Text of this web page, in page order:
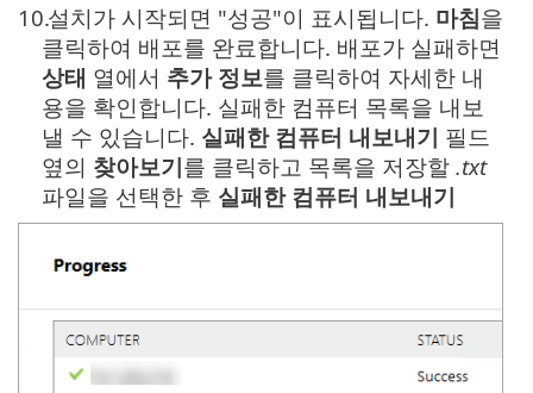
10.설치가 시작되면 "성공"이 표시됩니다. 마침을
클릭하여 배포를 완료합니다. 배포가 실패하면
상태 열에서 추가 정보를 클릭하여 자세한 내
용을 확인합니다. 실패한 컴퓨터 목록을 내보
낼 수 있습니다. 실패한 컴퓨터 내보내기 필드
옆의 찾아보기를 클릭하고 목록을 저장할 .txt
파일을 선택한 후 실패한 컴퓨터 내보내기